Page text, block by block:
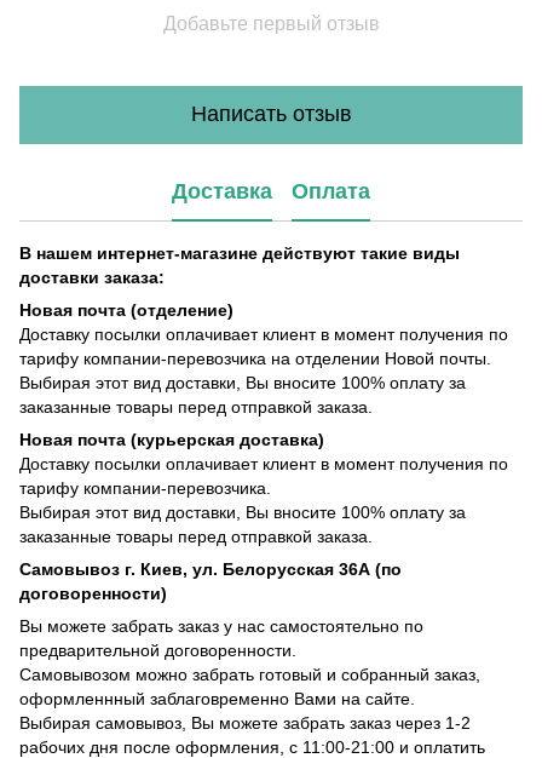
Добавьте первый отзыв
Написать отзыв
Доставка Оплата
В нашем интернет-магазине действуют такие виды
доставки заказа:
Новая почта (отделение)
Доставку посылки оплачивает клиент в момент получения по
тарифу компании-перевозчика на отделении Новой почты.
Выбирая этот вид доставки, Вы вносите 100% оплату за
заказанные товары перед отправкой заказа.
Новая почта (курьерская доставка)
Доставку посылки оплачивает клиент в момент получения по
тарифу компании-перевозчика.
Выбирая этот вид доставки, Вы вносите 100% оплату за
заказанные товары перед отправкой заказа.
Самовывоз г. Киев, ул. Белорусская 36А (по
договоренности)
Вы можете забрать заказ у нас самостоятельно по
предварительной договоренности.
Самовывозом можно забрать готовый и собранный заказ,
оформленнный заблаговременно Вами на сайте.
Выбирая самовывоз, Вы можете забрать заказ через 1-2
рабочих дня после оформления, с 11:00-21:00 и оплатить